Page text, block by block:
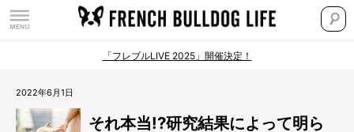
「フレブルLIVE 2025」開催決定！
2022年6月1日
それ本当!?研究結果によって明ら